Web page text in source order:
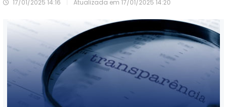
17/01/2025 14:16 Atualizada em 17/01/2025 14:20